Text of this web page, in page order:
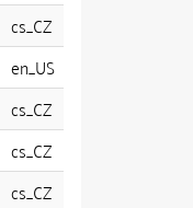
cs_CZ
en_US
cs_CZ
cs_CZ
cs_CZ